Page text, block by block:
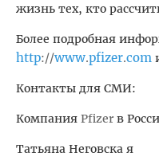
жизнь тех, кто
Более подробная
http://www.pfizer.com
Контакты для СМИ:
Компания Pfizer в
Татьяна Неговска я